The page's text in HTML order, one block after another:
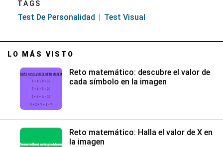
TAGS
Test De Personalidad Test Visual
LO MÁS VISTO
Reto matemático: descubre el valor de
cada símbolo en la imagen
Reto matemático: Halla el valor de X en
la imagen